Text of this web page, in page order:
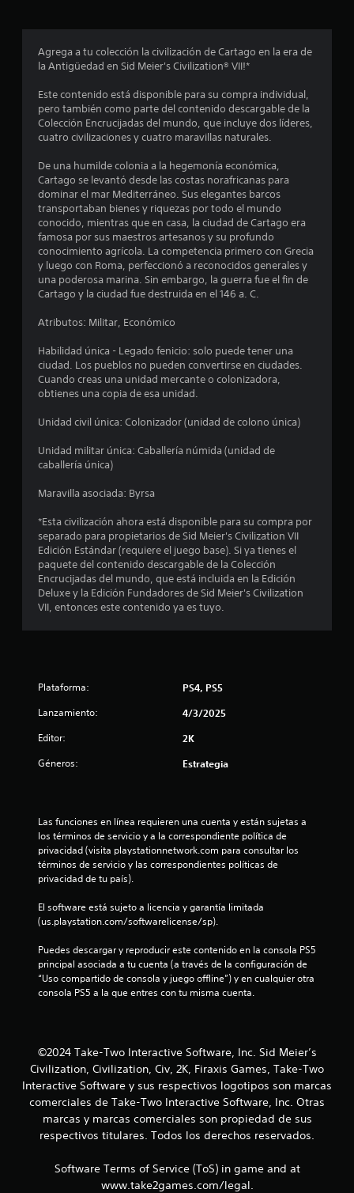
o
e
:
3
.
e
s
r
l
a
s
e
e
s
l
l
s
e
n
u
n
Agrega a tu colección la civilización de Cartago en la era de
la Antigüedad en Sid Meier's Civilization® VII!*
Este contenido está disponible para su compra individual,
pero también como parte del contenido descargable de la
Colección Encrucijadas del mundo, que incluye dos líderes,
cuatro civilizaciones y cuatro maravillas naturales.
De una humilde colonia a la hegemonía económica,
Cartago se levantó desde las costas norafricanas para
dominar el mar Mediterráneo. Sus elegantes barcos
transportaban bienes y riquezas por todo el mundo
conocido, mientras que en casa, la ciudad de Cartago era
famosa por sus maestros artesanos y su profundo
conocimiento agrícola. La competencia primero con Grecia
y luego con Roma, perfeccionó a reconocidos generales y
una poderosa marina. Sin embargo, la guerra fue el fin de
Cartago y la ciudad fue destruida en el 146 a. C.
Atributos: Militar, Económico
Habilidad única - Legado fenicio: solo puede tener una
ciudad. Los pueblos no pueden convertirse en ciudades.
Cuando creas una unidad mercante o colonizadora,
obtienes una copia de esa unidad.
Unidad civil única: Colonizador (unidad de colono única)
Unidad militar única: Caballería númida (unidad de
caballería única)
Maravilla asociada: Byrsa
*Esta civilización ahora está disponible para su compra por
separado para propietarios de Sid Meier's Civilization VII
Edición Estándar (requiere el juego base). Si ya tienes el
paquete del contenido descargable de la Colección
Encrucijadas del mundo, que está incluida en la Edición
Deluxe y la Edición Fundadores de Sid Meier's Civilization
VII, entonces este contenido ya es tuyo.
Plataforma: PS4, PS5
Lanzamiento: 4/3/2025
Editor: 2K
Géneros: Estrategia
Las funciones en línea requieren una cuenta y están sujetas a
los términos de servicio y a la correspondiente política de
privacidad (visita playstationnetwork.com para consultar los
términos de servicio y las correspondientes políticas de
privacidad de tu país).
El software está sujeto a licencia y garantía limitada
(us.playstation.com/softwarelicense/sp).
Puedes descargar y reproducir este contenido en la consola PS5
principal asociada a tu cuenta (a través de la configuración de
“Uso compartido de consola y juego offline”) y en cualquier otra
consola PS5 a la que entres con tu misma cuenta.
©2024 Take-Two Interactive Software, Inc. Sid Meier’s
Civilization, Civilization, Civ, 2K, Firaxis Games, Take-Two
Interactive Software y sus respectivos logotipos son marcas
comerciales de Take-Two Interactive Software, Inc. Otras
marcas y marcas comerciales son propiedad de sus
respectivos titulares. Todos los derechos reservados.
Software Terms of Service (ToS) in game and at
www.take2games.com/legal.